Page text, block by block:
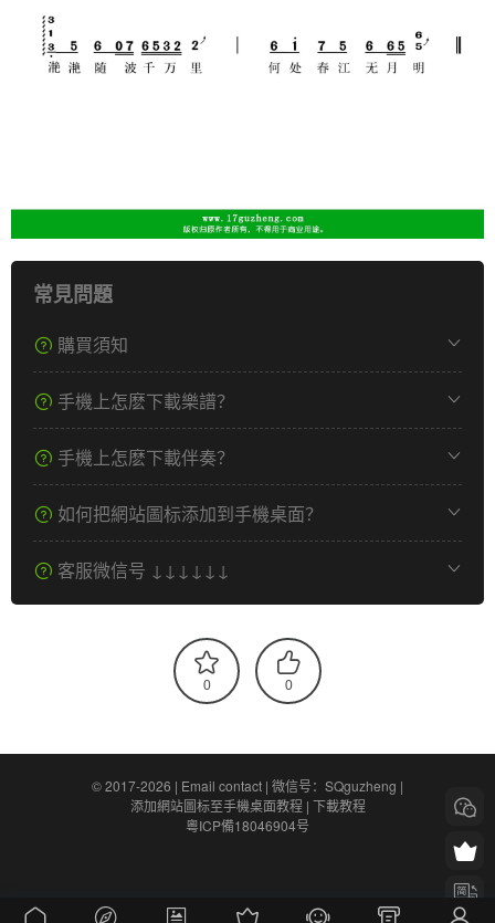
常見問題
購買須知
手機上怎麽下載樂譜？
手機上怎麽下載伴奏？
如何把網站圖标添加到手機桌面？
客服微信号 ↓↓↓↓↓↓
0 0
© 2017-2026 | Email contact | 微信号：SQguzheng |
添加網站圖标至手機桌面教程| 下載教程
粵ICP備18046904号